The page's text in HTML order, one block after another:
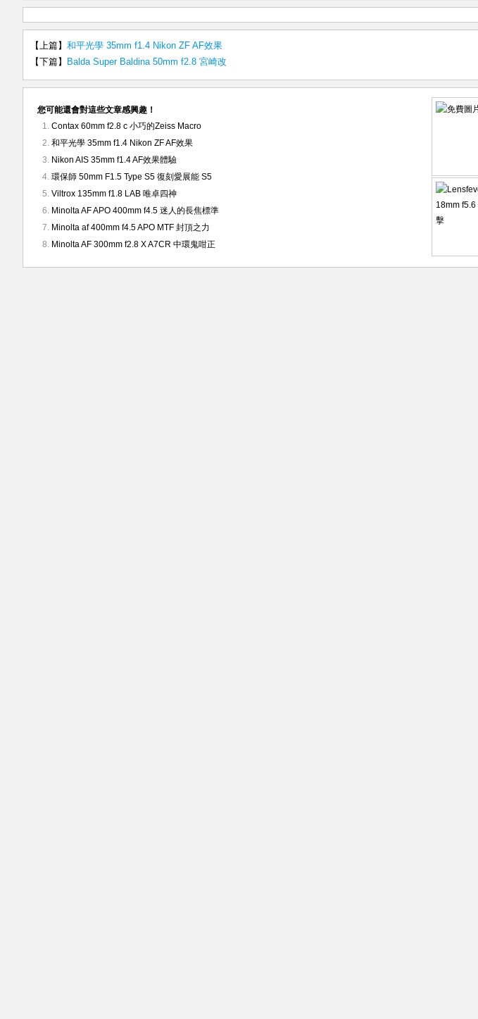
【上篇】 和平光學 35mm f1.4 Nikon ZF AF效果
【下篇】
Balda Super Baldina 50mm f2.8 宮崎改
您可能還會對這些文章感興趣！
Contax 60mm f2.8 c 小巧的Zeiss Macro
和平光學 35mm f1.4 Nikon ZF AF效果
Nikon AIS 35mm f1.4 AF效果體驗
環保師 50mm F1.5 Type S5 復刻愛展能 S5
Viltrox 135mm f1.8 LAB 唯卓四神
Minolta AF APO 400mm f4.5 迷人的長焦標準
Minolta af 400mm f4.5 APO MTF 封頂之力
Minolta AF 300mm f2.8 X A7CR 中環鬼咁正